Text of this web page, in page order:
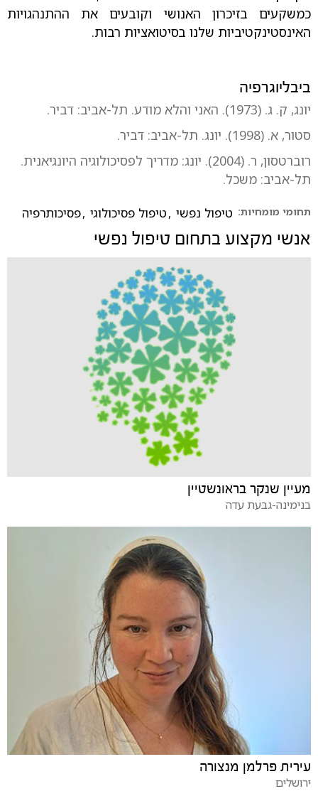
כמשקעים בזיכרון האנושי וקובעים את ההתנהגויות
האינסטינקטיביות שלנו בסיטואציות רבות.
ביבליוגרפיה
יונג, ק. ג. (1973). האני והלא מודע. תל-אביב: דביר.
סטור, א. (1998). יונג. תל-אביב: דביר.
רוברטסון, ר. (2004). יונג: מדריך לפסיכולוגיה היונגיאנית.
תל-אביב: משכל.
תחומי מומחיות: טיפול נפשי ,טיפול פסיכולוגי ,פסיכותרפיה
אנשי מקצוע בתחום טיפול נפשי
מעיין שנקר בראונשטיין
בנימינה-גבעת עדה
עירית פרלמן מנצורה
ירושלים